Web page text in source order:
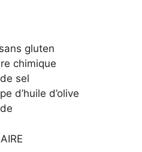
gluten
chimique
sel
d’huile d’olive